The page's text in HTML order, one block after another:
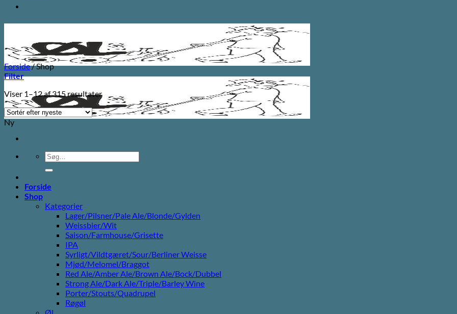
Søg
efter:
Forside
Shop
Kategorier
Lager/Pilsner/Pale Ale/Blonde/Gylden
Weissbier/Wit
Saison/Farmhouse/Grisette
IPA
Syrligt/Vildtgæret/Sour/Berliner Weisse
Mjød/Melomel/Braggot
Red Ale/Amber Ale/Brown Ale/Bock/Dubbel
Strong Ale/Dark Ale/Triple/Barley Wine
Porter/Stouts/Quadrupel
Røgøl
Forside/Shop
Filter
Viser 1–12 af 315 resultaterSorteret
efter
seneste
Ny